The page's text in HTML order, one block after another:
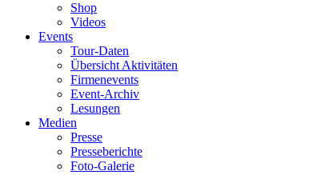
Shop
Videos
Events
Tour-Daten
Übersicht Aktivitäten
Firmenevents
Event-Archiv
Lesungen
Medien
Presse
Presseberichte
Foto-Galerie